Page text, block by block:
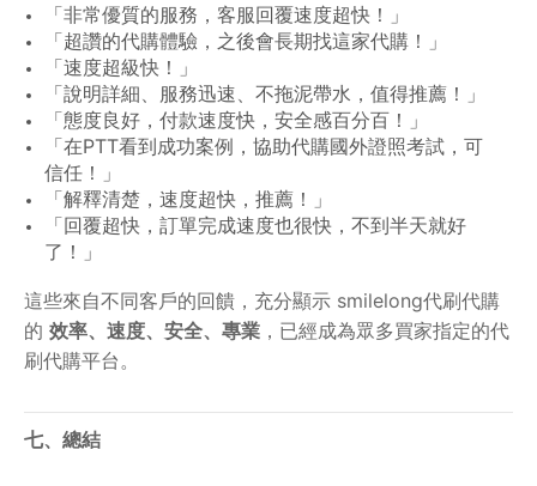
「非常優質的服務，客服回覆速度超快！」
「超讚的代購體驗，之後會長期找這家代購！」
「速度超級快！」
「說明詳細、服務迅速、不拖泥帶水，值得推薦！」
「態度良好，付款速度快，安全感百分百！」
「在PTT看到成功案例，協助代購國外證照考試，可
信任！」
「解釋清楚，速度超快，推薦！」
「回覆超快，訂單完成速度也很快，不到半天就好
了！」
這些來自不同客戶的回饋，充分顯示 smilelong代刷代購
的 效率、速度、安全、專業 ，已經成為眾多買家指定的代
刷代購平台。
七、總結